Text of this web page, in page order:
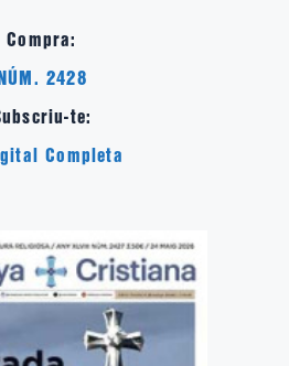
Compra:
NÚM. 2428
te:
Completa